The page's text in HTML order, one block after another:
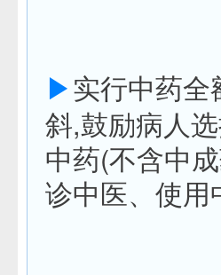
▶实行中药
斜,鼓励病人
中药(不含中
诊中医、使用